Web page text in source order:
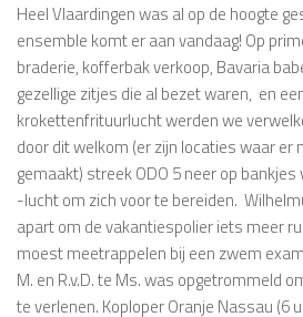
Heel Vlaardingen was al op de hoogte
ensemble komt er aan vandaag! Op
braderie, kofferbak verkoop, Bavaria
gezellige zitjes die al bezet waren, en
krokettenfrituurlucht werden we
door dit welkom (er zijn locaties waar er
gemaakt) streek ODO 5 neer op
-lucht om zich voor te bereiden.
apart om de vakantiespolier iets meer
moest meetrappelen bij een zwem
M. en R.v.D. te Ms. was opgetrommeld
te verlenen. Koploper Oranje Nassau (6